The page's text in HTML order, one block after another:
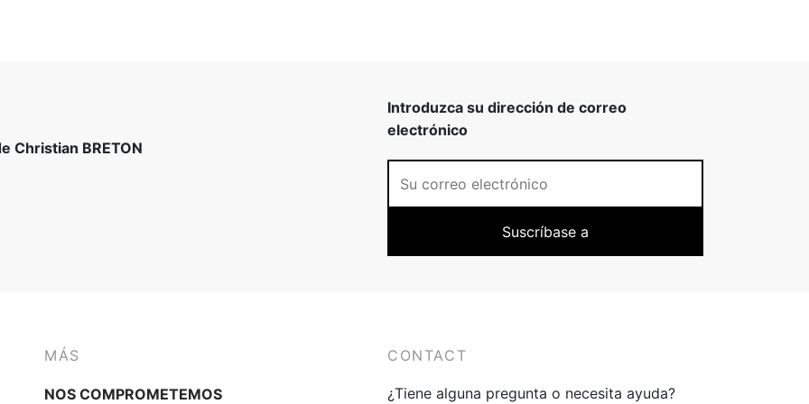
Christian BRETON
Introduzca su dirección de correo
electrónico
MÁS
NOS COMPROMETEMOS
CONTACT
¿Tiene alguna pregunta o necesita ayuda?